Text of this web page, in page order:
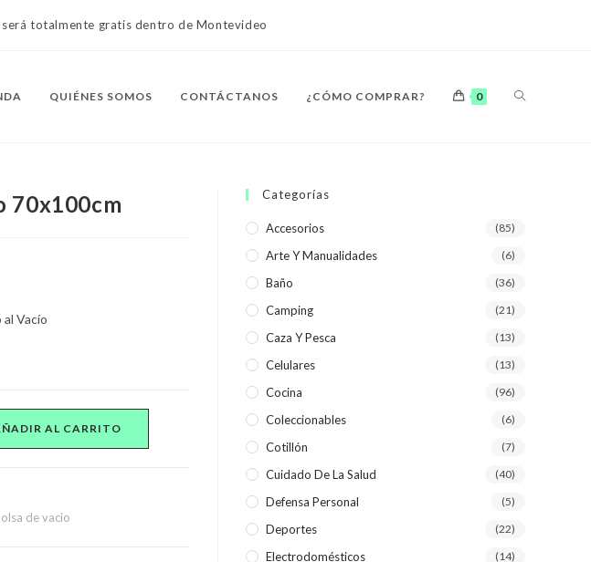
totalmente gratis dentro de Montevideo
QUIÉNES SOMOS CONTÁCTANOS ¿CÓMO COMPRAR? 0 ALTERNAR
DE
LA
70x100cm
Vacío
AL CARRITO
de vacio
Categorías
Accesorios (85)
Arte Y Manualidades (6)
Baño (36)
Camping (21)
Caza Y Pesca (13)
Celulares (13)
Cocina (96)
Coleccionables (6)
Cotillón (7)
Cuidado De La Salud (40)
Defensa Personal (5)
Deportes (22)
Electrodomésticos (14)